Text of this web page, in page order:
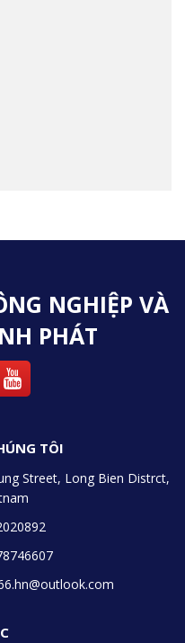
NGHIỆP VÀ
PHÁT
TÔI
Street, Long Bien Distrct,